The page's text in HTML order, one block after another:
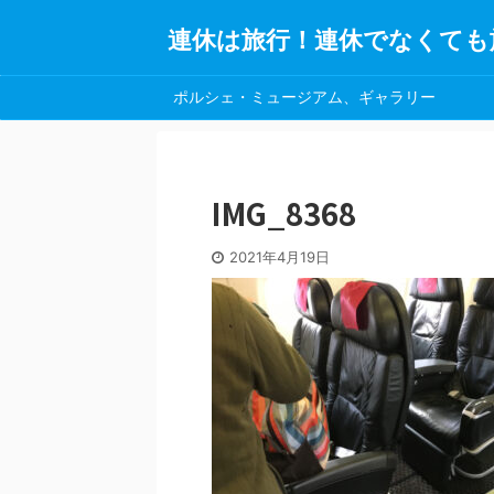
連休は旅行！連休でなくて
ポルシェ・ミュージアム、ギャラリー
IMG_8368
2021年4月19日